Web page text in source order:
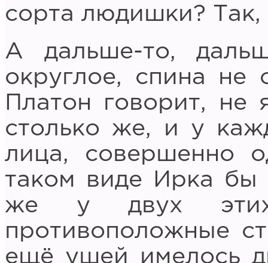
сорта людишки?
А дальше-то,
округлое, спина не
Платон говорит,
столько же, и у
лица, совершенно
таком виде Ирка бы
же у двух
противоположные
ещё ушей имелось